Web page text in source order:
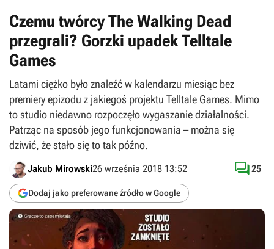
Czemu twórcy The Walking Dead
przegrali? Gorzki upadek Telltale
Games
Latami ciężko było znaleźć w kalendarzu miesiąc bez
premiery epizodu z jakiegoś projektu Telltale Games. Mimo
to studio niedawno rozpoczęło wygaszanie działalności.
Patrząc na sposób jego funkcjonowania – można się
dziwić, że stało się to tak późno.
Jakub Mirowski26 września 2018 13:52
Dodaj jako preferowane źródło w Google
25